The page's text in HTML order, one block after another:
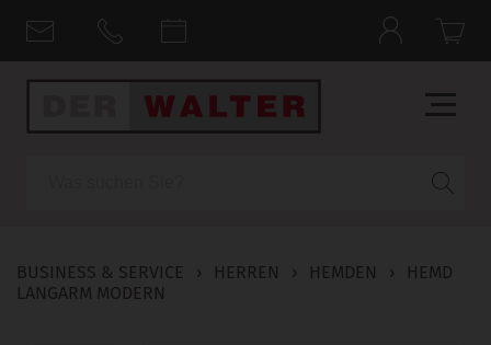
BUSINESS & SERVICE › HERREN › HEMDEN ›
HEMD
LANGARM MODERN